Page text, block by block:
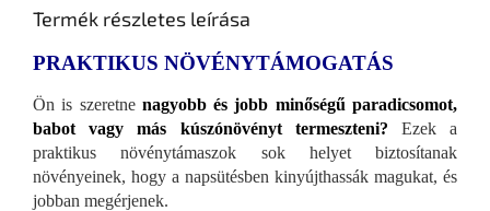
Termék részletes leírása
PRAKTIKUS NÖVÉNYTÁMOGATÁS
Ön is szeretne nagyobb és jobb minőségű paradicsomot,
babot vagy más kúszónövényt termeszteni? Ezek a
praktikus növénytámaszok sok helyet biztosítanak
növényeinek, hogy a napsütésben kinyújthassák magukat, és
jobban megérjenek.